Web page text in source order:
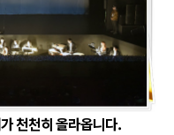
천천히 올라옵니다.